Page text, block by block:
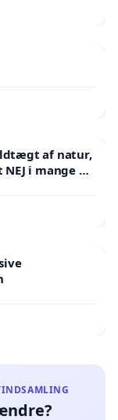
natur,
i mange år.